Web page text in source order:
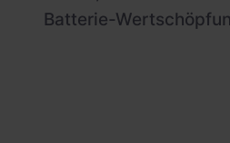
B-Ware
Batterie-